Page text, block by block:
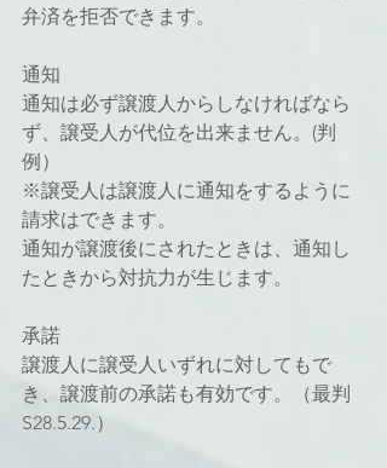
弁済を拒否できます。
通知
通知は必ず譲渡人からしなければなら
ず、譲受人が代位を出来ません。(判
例）
※譲受人は譲渡人に通知をするように
請求はできます。
通知が譲渡後にされたときは、通知し
たときから対抗力が生じます。
承諾
譲渡人に譲受人いずれに対してもで
き、譲渡前の承諾も有効です。（最判
S28.5.29.）